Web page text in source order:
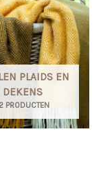
PLAIDS EN
DEKENS
PRODUCTEN